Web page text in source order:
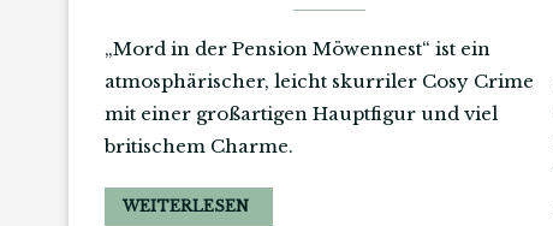
„Mord in der Pension Möwennest“ ist ein
atmosphärischer, leicht skurriler Cosy Crime
mit einer großartigen Hauptfigur und viel
britischem Charme.
WEITERLESEN